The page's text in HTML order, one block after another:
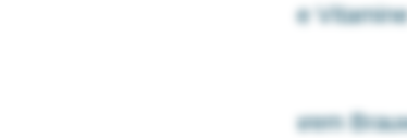
brauen können, dass alle
Biere werden mit kristallklarem